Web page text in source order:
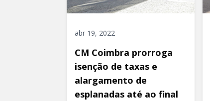
abr 19, 2022
CM Coimbra prorroga
isenção de taxas e
alargamento de
esplanadas até ao final